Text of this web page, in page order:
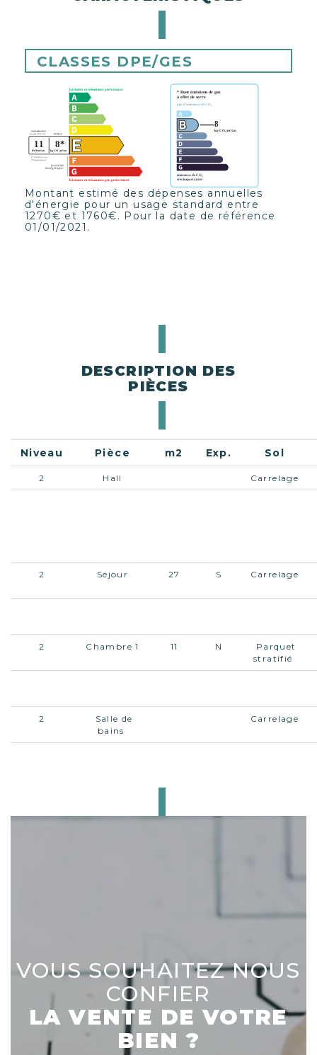
CLASSES DPE/GES
Montant estimé des dépenses annuelles
d'énergie pour un usage standard entre
1270€ et 1760€. Pour la date de référence
01/01/2021.
DESCRIPTION DES
PIÈCES
Niveau Pièce m2 Exp. Sol
2 Hall Carrelage
2 Séjour 27 S Carrelage
2 Chambre 1 11 N
Parquet
stratifié
2
Salle de
bains
Carrelage
VOUS SOUHAITEZ NOUS
CONFIER
LA VENTE DE VOTRE
BIEN ?